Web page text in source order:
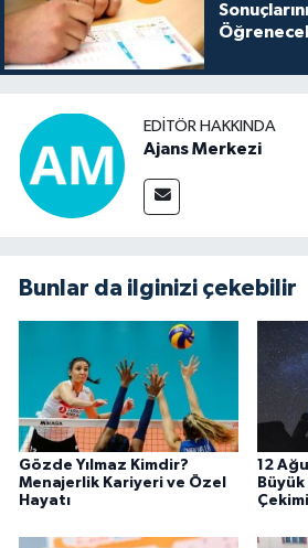
EDITÖR HAKKINDA
Ajans Merkezi
Bunlar da ilginizi çekebilir
Gözde Yılmaz Kimdir?
Menajerlik Kariyeri ve Özel
Hayatı
12